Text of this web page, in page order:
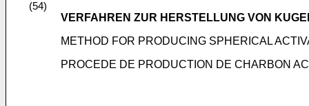
(54)
VERFAHREN ZUR HERSTELLUNG VON
METHOD FOR PRODUCING SPHERICAL
PROCEDE DE PRODUCTION DE CHARBON